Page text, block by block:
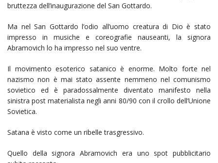
bruttezza dell’inaugurazione del San Gottardo.
Ma nel San Gottardo l’odio all’uomo creatura di Dio è stato
impresso in musiche e coreografie nauseanti, la signora
Abramovich lo ha impresso nel suo ventre.
Il movimento esoterico satanico è enorme. Molto forte nel
nazismo non è mai stato assente nemmeno nel comunismo
sovietico ed è paradossalmente diventato manifesto nella
sinistra post materialista negli anni 80/90 con il crollo dell’Unione
Sovietica.
Satana è visto come un ribelle trasgressivo.
Quello della signora Abramovich era uno spot pubblicitario